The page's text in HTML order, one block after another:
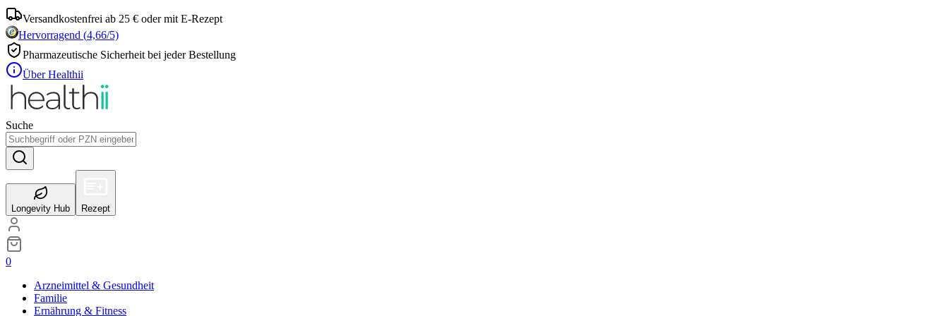
Versandkostenfrei ab 25 € oder mit E-Rezept
Hervorragend (4,66/5)
Pharmazeutische Sicherheit bei jeder Bestellung
Über Healthii
Suche
Longevity Hub Rezept
0
Arzneimittel & Gesundheit
Familie
Ernährung & Fitness